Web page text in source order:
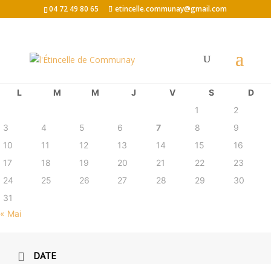
04 72 49 80 65 etincelle.communay@gmail.com
L M M J V S
D
1
2
3
4 5 6 7 8
9
10
11 12 13 14 15
16
17
18 19 20 21 22
23
24
25 26 27 28 29
30
31
« Mai
DATE